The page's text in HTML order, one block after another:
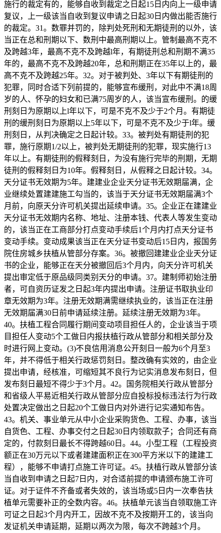
施行的裁定有的，能够自收到裁定之日起15日内向上一级申请
复议，上一级该当自收到复议申请之日起30日内做出能否施行
的裁定。31。数罪并罚的，除判处死刑和无期徒刑的以外，该
当正在总和刑期以下、数刑中最高刑期以上。管制最高不克不
及跨越3年，最高不克不及跨越l年，有期徒刑总和刑期不满35
年的，最高不克不及跨越20年，总和刑期正在35年以上的，最
高不克不及跨越25年。32。对于被判处、3年以下有期徒刑的
犯罪，同时合适下列前提的，能够宣布缓刑，对此中不满18周
岁的人、怀孕的妇女和已满75周岁的人，该当宣布缓刑。的缓
刑刻日为原期以上l年以下，可是不克不及少于2个月。有期徒
刑的缓刑刻日为原期以上5年以下，可是不克不及少于l年。缓
刑刻日，从判决确定之日起计较。33。被判处有期徒刑的犯
罪，施行原期1/2以上，被判处无期徒刑的犯罪，现实施行13
年以上。有期徒刑的假释刻日，为没有施行完毕的刑期，无期
徒刑的假释刻日为10年。假释刻日，从假释之日起计较。34。
天分证书无效期为5年。建建业企业天分证书无效期届满，企
业继续处置建建施工勾当的，该当于天分证书无效期届满3个
月前，向原天分许可机关提出延续申请。35。企业正在建建业
天分证书无效期内名称、地址、注册本钱、代表人等发生变动
的，该当正在工商部分打点变动手续后1个月内打点天分证书
变动手续。变动成果该当正在天分证书变动后15日内，报国务
院住房城乡扶植从管部分存案。36。被撤回建建业企业天分证
书的企业，能够正在天分被撤回后3个月内，向天分许可机关
提出审定低于原品级同类别天分的申请。37。建制师初始注册
者，可自资历证发之日起3年内提出申请。注册证书取执业印
章无效期为3年。注册无效期满需继续执业的，该当正在注册
无效期届满30日前申请延续注册。延续注册无效期为3年。
40。扶植工程合同履行期间变动项目担任人的，企业该当于项
目担任人变动5个工做日内报扶植行政从管部分和相关部分及
时进行网上变动。(3)不良信用消息公开刻日一般为6个月至3
年，并不得低于相关行政惩罚刻日。整改确有实效的，由企业
提出申请，经核准，可缩短其不良行为记实消息发布刻日，但
发布刻日最短不得少于3个月。42。国务院相关行政从管部分
和省级人平易近相关行政从管部分应自投标投标违法行为行政
处置决定做出之日起20个工做日内对外进行记实通知布告。
43。机关、事业单元从中小企业采购货色、工程、办事，该当
自货色、工程、办事交付之日起30日内领取款子；合同还有商
定的，付款刻日最长不得跨越60日。44。小型工程（工程投资
额正在30万元以下或者建建面积正在300平方米以下的建建工
程），能够不申请打点施工许可证。45。扶植行政从管部分该
当自收到申请之日起7日内，对合适前提的申请颁布施工许可
证。对于证件不齐备或者失效的，该当场或5日内一次奉告扶
植单元需要补正的全数内容。46。扶植单元该当自领取施工许
可证之日起3个月内开工，因故不克不及按期开工的，该当向
发证机关申请延期，延期以两次为限，每次不跨越3个月。